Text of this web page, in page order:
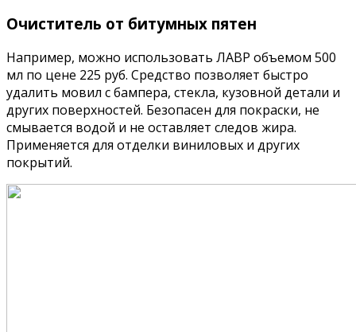
Очиститель от битумных пятен
Например, можно использовать ЛАВР объемом 500
мл по цене 225 руб. Средство позволяет быстро
удалить мовил с бампера, стекла, кузовной детали и
других поверхностей. Безопасен для покраски, не
смывается водой и не оставляет следов жира.
Применяется для отделки виниловых и других
покрытий.